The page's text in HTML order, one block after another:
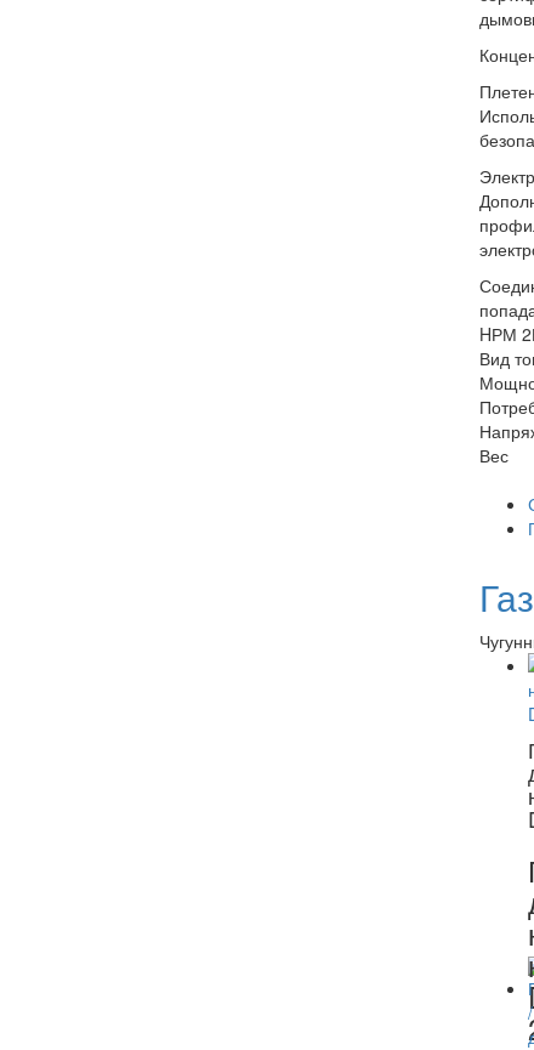
HРМ
Вид
Вес